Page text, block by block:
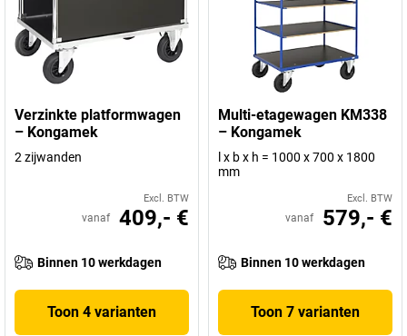
Verzinkte platformwagen
– Kongamek
2 zijwanden
Excl. BTW
vanaf 409,- €
Binnen 10 werkdagen
Toon 4 varianten
Multi-etagewagen KM338
– Kongamek
l x b x h = 1000 x 700 x 1800
mm
Excl. BTW
vanaf 579,- €
Binnen 10 werkdagen
Toon 7 varianten